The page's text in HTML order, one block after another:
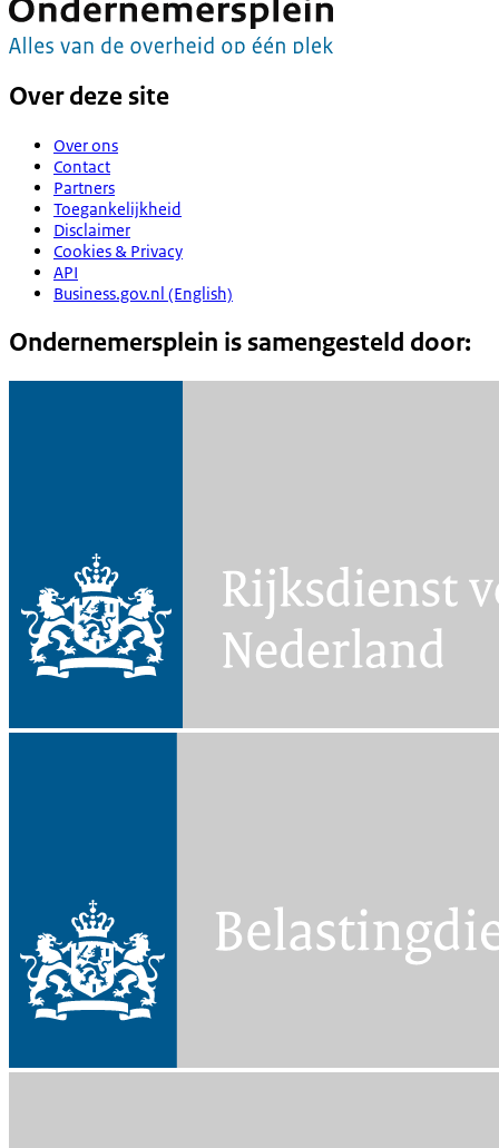
Over deze site
Over ons
Contact
Partners
Toegankelijkheid
Disclaimer
Cookies & Privacy
API
Business.gov.nl (English)
Ondernemersplein is samengesteld door: